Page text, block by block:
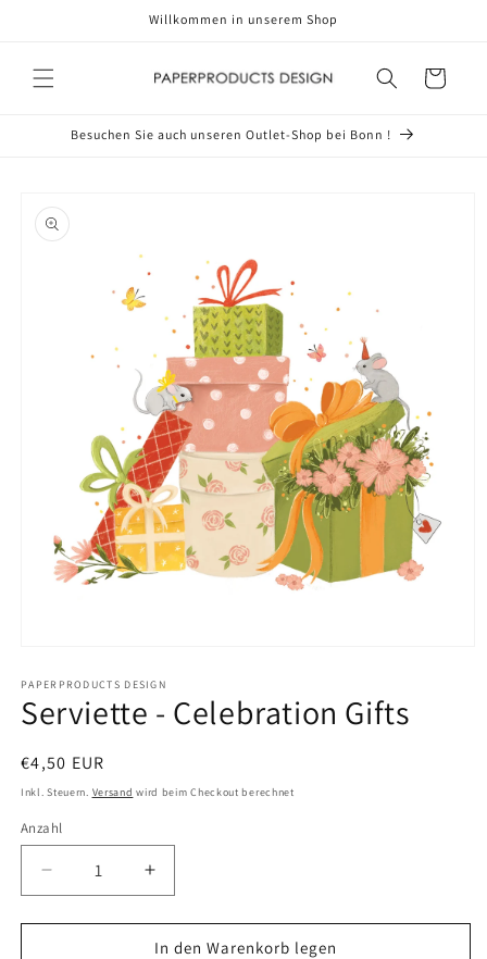
Willkommen in unserem Shop
Warenkorb
Besuchen Sie auch unseren Outlet-Shop bei Bonn !
in
Modal
öffnen
PAPERPRODUCTS DESIGN
Serviette - Celebration Gifts
Normaler
Preis
€4,50 EUR
Inkl. Steuern. Versand wird beim Checkout berechnet
Anzahl
Anzahl
Verringere
die
Menge
Erhöhe
die
Menge
für
In den Warenkorb legen